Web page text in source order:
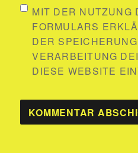
MIT DER NUTZUNG
FORMULARS
DER
VERARBEITUNG
DIESE WEBSITE